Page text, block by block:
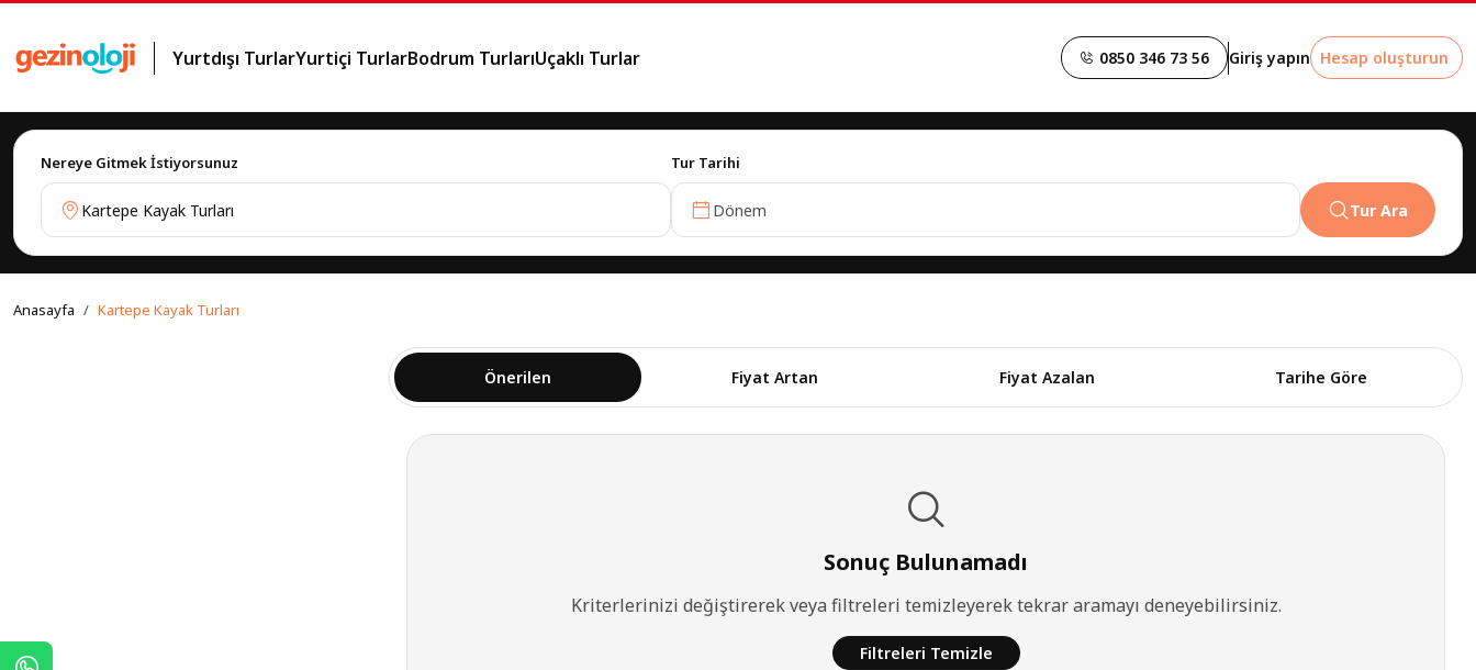
Yurtdışı TurlarYurtiçi TurlarBodrum TurlarıUçaklı Turlar 0850 346 73 56 Giriş yapın Hesap oluşturun
Nereye Gitmek İstiyorsunuz Tur Tarihi
Dönem Tur Ara
Anasayfa Kartepe Kayak Turları
Önerilen Fiyat Artan Fiyat Azalan Tarihe Göre
Sonuç Bulunamadı
Kriterlerinizi değiştirerek veya filtreleri temizleyerek tekrar aramayı deneyebilirsiniz.
Filtreleri Temizle